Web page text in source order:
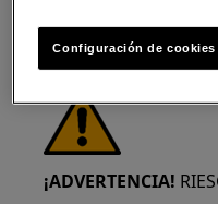
¡ADVERTENCIA!
Configuración de cookies